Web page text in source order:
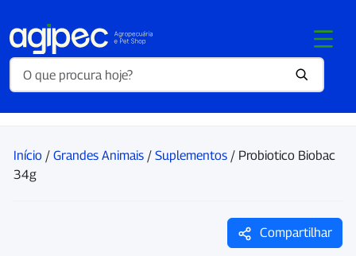
Início / Grandes Animais / Suplementos / Probiotico Biobac
34g
Compartilhar